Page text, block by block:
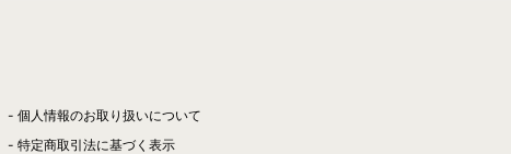
個人情報のお取り扱いについて
特定商取引法に基づく表示